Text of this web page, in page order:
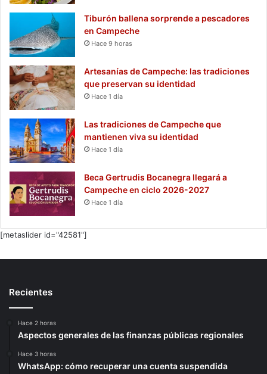
Tiburón ballena sorprende a pescadores
en Campeche
Hace 9 horas
Artesanías de Campeche: las tradiciones
que preservan su identidad
Hace 1 día
Las tradiciones de Campeche que
mantienen viva su identidad
Hace 1 día
Beca Gertrudis Bocanegra llegará a
Campeche en ciclo 2026-2027
Hace 1 día
[metaslider id="42581"]
Recientes
Hace 2 horas
Aspectos generales de las finanzas públicas regionales
Hace 3 horas
WhatsApp: cómo recuperar una cuenta suspendida